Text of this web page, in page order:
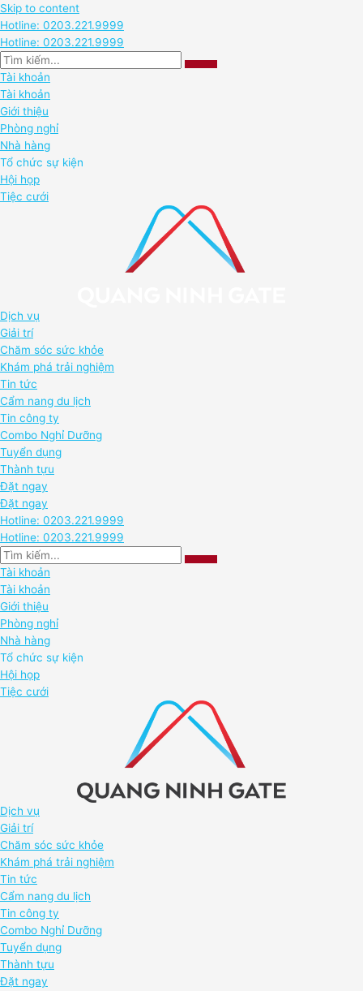
Skip to content
Hotline: 0203.221.9999
Hotline: 0203.221.9999
Tài khoản
Tài khoản
Giới thiệu
Phòng nghỉ
Nhà hàng
Tổ chức sự kiện
Hội họp
Tiệc cưới
Dịch vụ
Giải trí
Chăm sóc sức khỏe
Khám phá trải nghiệm
Tin tức
Cẩm nang du lịch
Tin công ty
Combo Nghỉ Dưỡng
Tuyển dụng
Thành tựu
Đặt ngay
Đặt ngay
Hotline: 0203.221.9999
Hotline: 0203.221.9999
Tài khoản
Tài khoản
Giới thiệu
Phòng nghỉ
Nhà hàng
Tổ chức sự kiện
Hội họp
Tiệc cưới
Dịch vụ
Giải trí
Chăm sóc sức khỏe
Khám phá trải nghiệm
Tin tức
Cẩm nang du lịch
Tin công ty
Combo Nghỉ Dưỡng
Tuyển dụng
Thành tựu
Đặt ngay